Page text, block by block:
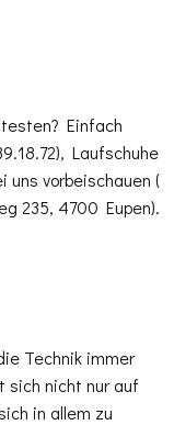
Einfach
Laufschuhe
uns vorbeischauen (​
235, 4700 Eupen).
Technik immer
nicht nur auf
in allem zu